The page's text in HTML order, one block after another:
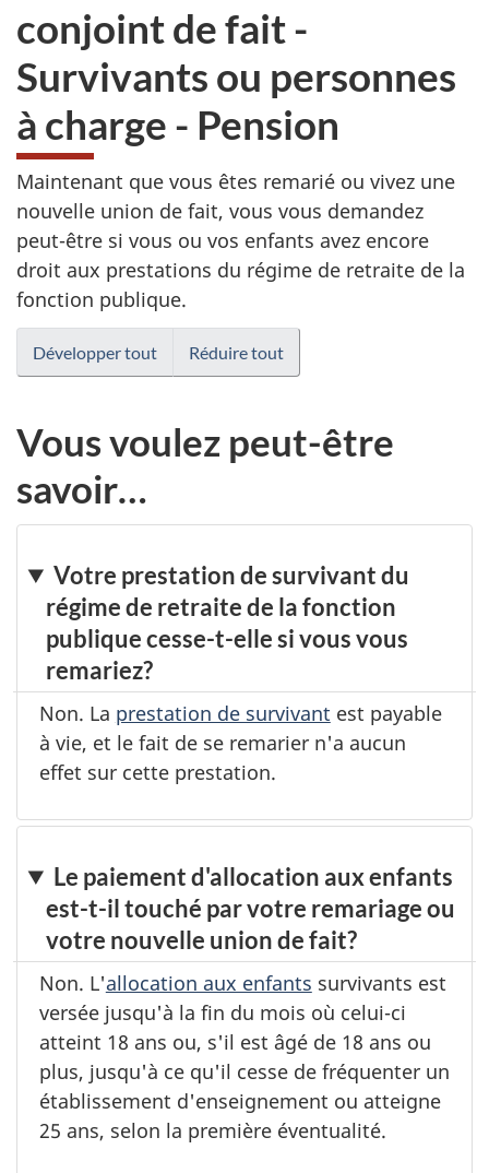
conjoint de fait -
Survivants ou personnes
à charge - Pension
Maintenant que vous êtes remarié ou vivez une
nouvelle union de fait, vous vous demandez
peut-être si vous ou vos enfants avez encore
droit aux prestations du régime de retraite de la
fonction publique.
Développer tout Réduire tout
Vous voulez peut-être
savoir…
Votre prestation de survivant du
régime de retraite de la fonction
publique cesse-t-elle si vous vous
remariez?
Non. La prestation de survivant est payable
à vie, et le fait de se remarier n'a aucun
effet sur cette prestation.
Le paiement d'allocation aux enfants
est-t-il touché par votre remariage ou
votre nouvelle union de fait?
Non. L'allocation aux enfants survivants est
versée jusqu'à la fin du mois où celui-ci
atteint 18 ans ou, s'il est âgé de 18 ans ou
plus, jusqu'à ce qu'il cesse de fréquenter un
établissement d'enseignement ou atteigne
25 ans, selon la première éventualité.